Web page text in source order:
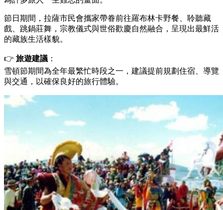
節日期間，拉薩市民會攜家帶眷前往羅布林卡野餐、聆聽藏
戲、跳鍋莊舞，宗教儀式與世俗歡慶自然融合，呈現出最鮮活
的藏族生活樣貌。
👉 旅遊建議 ：
雪頓節期間為全年最繁忙時段之一，建議提前規劃住宿、導覽
與交通，以確保良好的旅行體驗。